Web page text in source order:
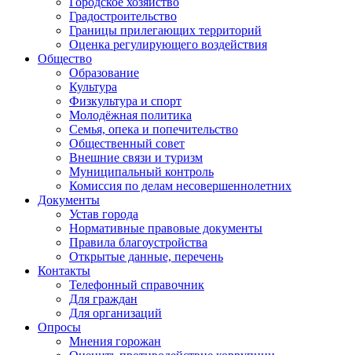
Градостроительство
Границы прилегающих территорий
Оценка регулирующего воздействия
Общество
Образование
Культура
Физкультура и спорт
Молодёжная политика
Семья, опека и попечительство
Общественный совет
Внешние связи и туризм
Муниципальный контроль
Комиссия по делам несовершеннолетних
Документы
Устав города
Нормативные правовые документы
Правила благоустройства
Открытые данные, перечень
Контакты
Телефонный справочник
Для граждан
Для организаций
Опросы
Мнения горожан